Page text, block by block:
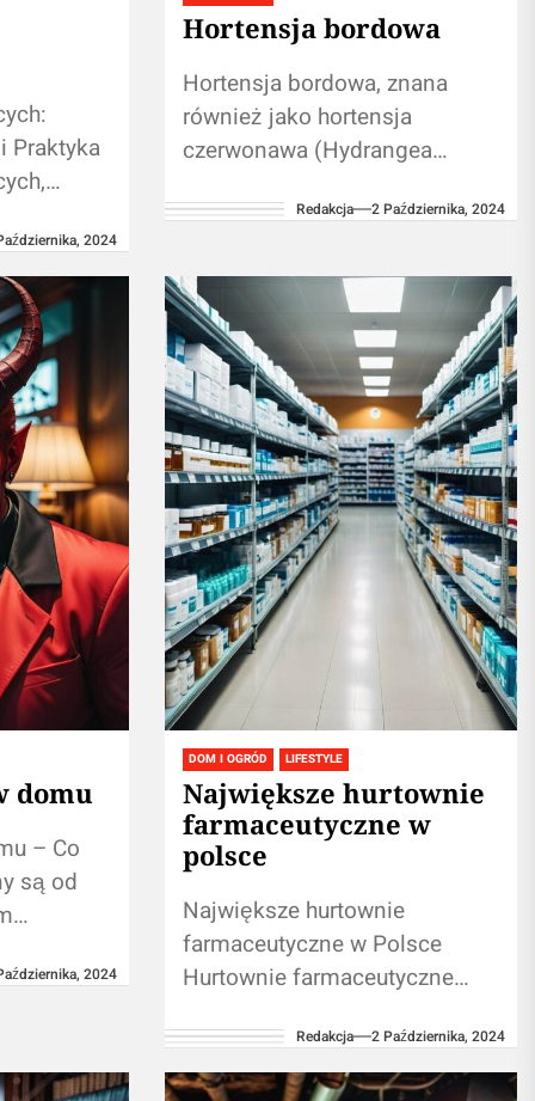
Praktyka
2024
Hortensja bordowa
Hortensja bordowa, znana
również jako hortensja
czerwonawa (Hydrangea
to wyjątkowa odmiana
uwagę swoją intensywnie
czerwoną barwą. Ta piękna
roślina...
Redakcja 2 Października, 2024
domu
– Co
są od
2024
DOM I OGRÓD LIFESTYLE
Największe hurtownie
farmaceutyczne w
polsce
Największe hurtownie
farmaceutyczne w Polsce
Hurtownie farmaceutyczne
systemie ochrony zdrowia,
zapewniając sprawne
Redakcja 2 Października, 2024